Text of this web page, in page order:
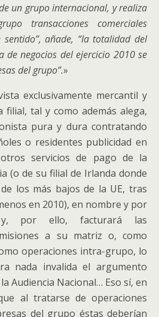
un grupo internacional, y realiza
transacciones comerciales
sentido”, añade, “la totalidad del
negocios del ejercicio 2010 se
del grupo”.»
exclusivamente mercantil y
filial, tal y como además alega,
pura y dura contratando
o residentes publicidad en
servicios de pago de la
(o de su filial de Irlanda donde
los más bajos de la UE, tras
en 2010), en nombre y por
por ello, facturará las
a su matriz o, como
operaciones intra-grupo, lo
nada invalida el argumento
Audiencia Nacional… Eso sí, en
al tratarse de operaciones
del grupo éstas deberían